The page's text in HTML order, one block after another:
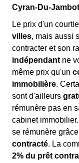
Cyran-Du-
Le prix d'un
villes, mais aussi
contracter et son
indépendant ne
même prix qu'un
immobilière.
sont d'ailleurs
rémunère pas en
cabinet
se rémunère
contracté. La
2% du prêt